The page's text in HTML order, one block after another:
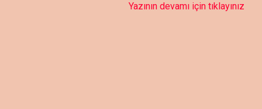
Yazının devamı için tıklayınız